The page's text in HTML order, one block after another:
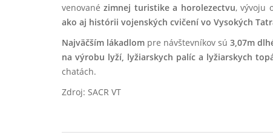
venovanézimnej turistike a horolezectvu, vývoju
ako aj histórii vojenských cvičení vo Vysokých
Najväčším lákadlom pre návštevníkov sú3,07m
na výrobu lyží, lyžiarskych palíc a lyžiarskych
chatách.
Zdroj: SACR VT